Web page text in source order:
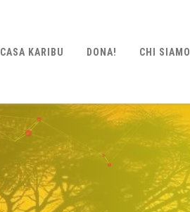
CASA KARIBU DONA! CHI SIAMO